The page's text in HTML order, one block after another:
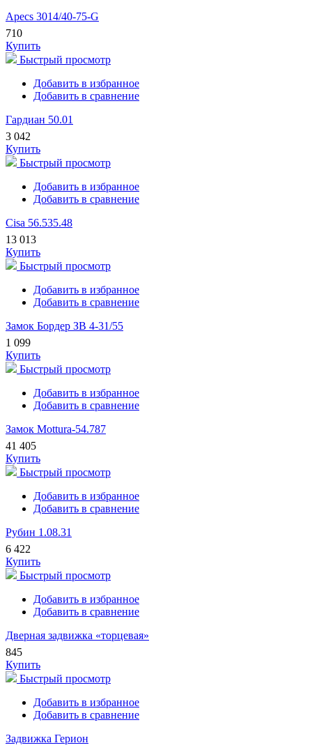
Apecs 3014/40-75-G
710
Купить
Быстрый просмотр
Добавить в избранное
Добавить в сравнение
Гардиан 50.01
3 042
Купить
Быстрый просмотр
Добавить в избранное
Добавить в сравнение
Cisa 56.535.48
13 013
Купить
Быстрый просмотр
Добавить в избранное
Добавить в сравнение
Замок Бордер ЗВ 4-31/55
1 099
Купить
Быстрый просмотр
Добавить в избранное
Добавить в сравнение
Замок Mottura-54.787
41 405
Купить
Быстрый просмотр
Добавить в избранное
Добавить в сравнение
Рубин 1.08.31
6 422
Купить
Быстрый просмотр
Добавить в избранное
Добавить в сравнение
Дверная задвижка «торцевая»
845
Купить
Быстрый просмотр
Добавить в избранное
Добавить в сравнение
Задвижка Герион